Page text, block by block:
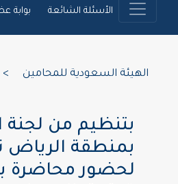
الأسئلة الشائعة بوابة
الهيئة السعودية للمحامين
بتنظيم من لجنة
بمنطقة الرياض
لحضور محاضرة